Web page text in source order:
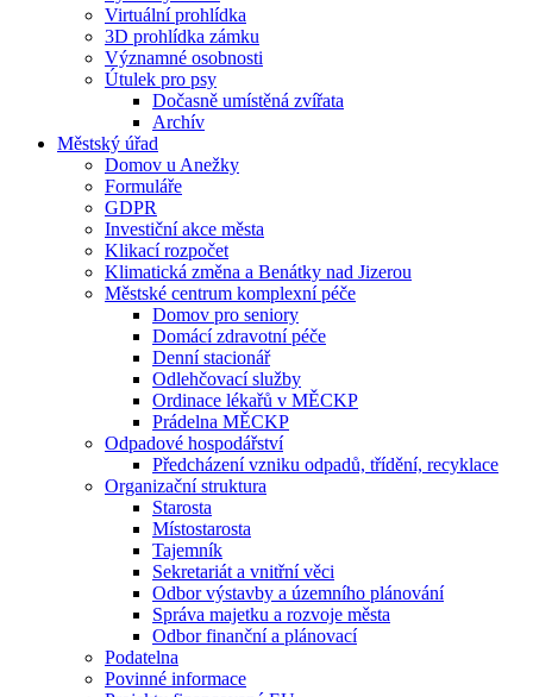
Virtuální prohlídka
3D prohlídka zámku
Významné osobnosti
Útulek pro psy
Dočasně umístěná zvířata
Archív
Městský úřad
Domov u Anežky
Formuláře
GDPR
Investiční akce města
Klikací rozpočet
Klimatická změna a Benátky nad Jizerou
Městské centrum komplexní péče
Domov pro seniory
Domácí zdravotní péče
Denní stacionář
Odlehčovací služby
Ordinace lékařů v MĚCKP
Prádelna MĚCKP
Odpadové hospodářství
Předcházení vzniku odpadů, třídění, recyklace
Organizační struktura
Starosta
Místostarosta
Tajemník
Sekretariát a vnitřní věci
Odbor výstavby a územního plánování
Správa majetku a rozvoje města
Odbor finanční a plánovací
Podatelna
Povinné informace